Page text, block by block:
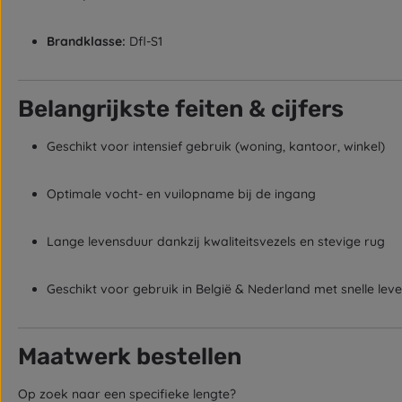
Brandklasse: Dfl-S1
Belangrijkste feiten & cijfers
Geschikt voor intensief gebruik (woning, kantoor, winkel)
Optimale vocht- en vuilopname bij de ingang
Lange levensduur dankzij kwaliteitsvezels en stevige rug
Geschikt voor gebruik in België & Nederland met snelle
Maatwerk bestellen
Op zoek naar een specifieke lengte?